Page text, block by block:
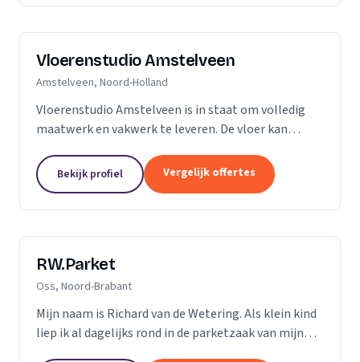
Vloerenstudio Amstelveen
Amstelveen, Noord-Holland
Vloerenstudio Amstelveen is in staat om volledig
maatwerk en vakwerk te leveren. De vloer kan
om type materiaal, kleur, afmeting of uitstraling.
Geen...
Bekijk profiel Vergelijk offertes
RW.Parket
Oss, Noord-Brabant
Mijn naam is Richard van de Wetering. Als klein kind
liep ik al dagelijks rond in de parketzaak van mijn